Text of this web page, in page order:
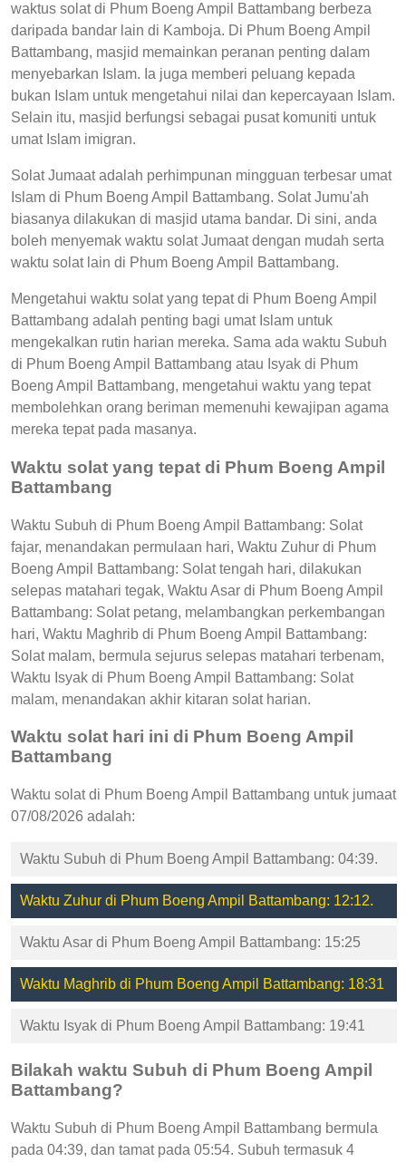
waktus solat di Phum Boeng Ampil Battambang berbeza
daripada bandar lain di Kamboja. Di Phum Boeng Ampil
Battambang, masjid memainkan peranan penting dalam
menyebarkan Islam. Ia juga memberi peluang kepada
bukan Islam untuk mengetahui nilai dan kepercayaan Islam.
Selain itu, masjid berfungsi sebagai pusat komuniti untuk
umat Islam imigran.
Solat Jumaat adalah perhimpunan mingguan terbesar umat
Islam di Phum Boeng Ampil Battambang. Solat Jumu'ah
biasanya dilakukan di masjid utama bandar. Di sini, anda
boleh menyemak waktu solat Jumaat dengan mudah serta
waktu solat lain di Phum Boeng Ampil Battambang.
Mengetahui waktu solat yang tepat di Phum Boeng Ampil
Battambang adalah penting bagi umat Islam untuk
mengekalkan rutin harian mereka. Sama ada waktu Subuh
di Phum Boeng Ampil Battambang atau Isyak di Phum
Boeng Ampil Battambang, mengetahui waktu yang tepat
membolehkan orang beriman memenuhi kewajipan agama
mereka tepat pada masanya.
Waktu solat yang tepat di Phum Boeng Ampil
Battambang
Waktu Subuh di Phum Boeng Ampil Battambang: Solat
fajar, menandakan permulaan hari, Waktu Zuhur di Phum
Boeng Ampil Battambang: Solat tengah hari, dilakukan
selepas matahari tegak, Waktu Asar di Phum Boeng Ampil
Battambang: Solat petang, melambangkan perkembangan
hari, Waktu Maghrib di Phum Boeng Ampil Battambang:
Solat malam, bermula sejurus selepas matahari terbenam,
Waktu Isyak di Phum Boeng Ampil Battambang: Solat
malam, menandakan akhir kitaran solat harian.
Waktu solat hari ini di Phum Boeng Ampil
Battambang
Waktu solat di Phum Boeng Ampil Battambang untuk jumaat
07/08/2026 adalah:
Waktu Subuh di Phum Boeng Ampil Battambang: 04:39.
Waktu Zuhur di Phum Boeng Ampil Battambang: 12:12.
Waktu Asar di Phum Boeng Ampil Battambang: 15:25
Waktu Maghrib di Phum Boeng Ampil Battambang: 18:31
Waktu Isyak di Phum Boeng Ampil Battambang: 19:41
Bilakah waktu Subuh di Phum Boeng Ampil
Battambang?
Waktu Subuh di Phum Boeng Ampil Battambang bermula
pada 04:39, dan tamat pada 05:54. Subuh termasuk 4